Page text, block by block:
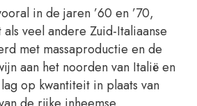
in de jaren ’60 en ’70,
veel andere Zuid-Italiaanse
met massaproductie en de
aan het noorden van Italië en
op kwantiteit in plaats van